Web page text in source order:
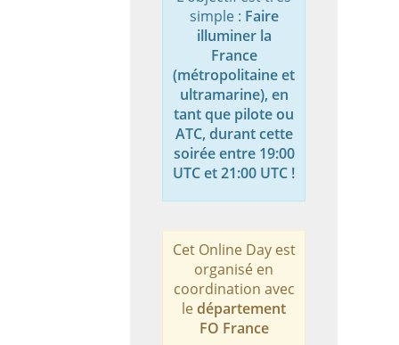
simple : Faire
illuminer la
France
(métropolitaine et
ultramarine), en
tant que pilote ou
ATC, durant cette
soirée entre 19:00
UTC et 21:00 UTC !
Cet Online Day est
organisé en
coordination avec
ledépartement
FO France